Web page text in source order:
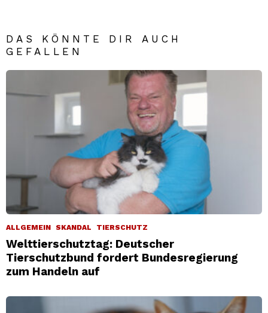
DAS KÖNNTE DIR AUCH
GEFALLEN
ALLGEMEIN SKANDAL TIERSCHUTZ
Welttierschutztag: Deutscher
Tierschutzbund fordert Bundesregierung
zum Handeln auf